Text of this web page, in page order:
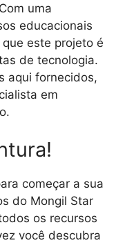
uma
educacionais
este projeto é
de tecnologia.
aqui fornecidos,
em
começar a sua
do Mongil Star
os recursos
você descubra